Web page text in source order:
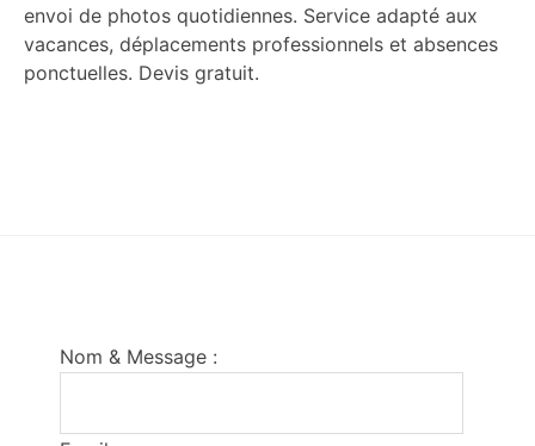
envoi de photos quotidiennes. Service adapté aux
vacances, déplacements professionnels et absences
ponctuelles. Devis gratuit.
Nom & Message :